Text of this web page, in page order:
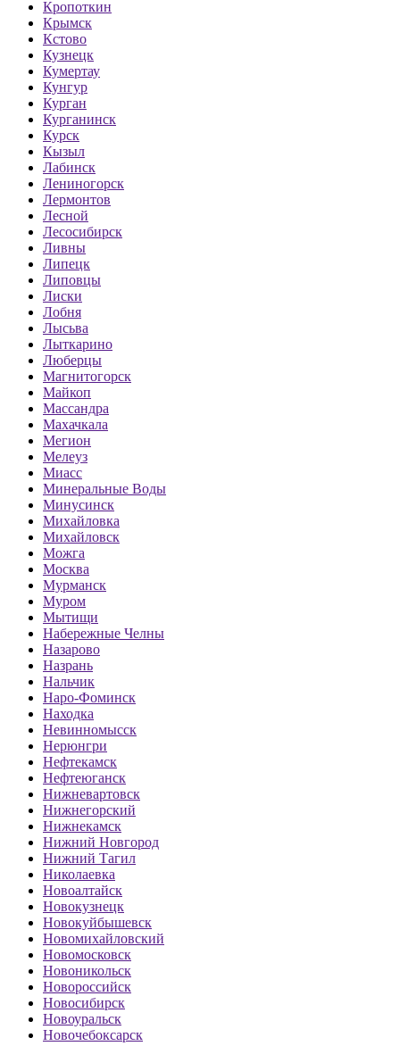
Кропоткин
Крымск
Кстово
Кузнецк
Кумертау
Кунгур
Курган
Курганинск
Курск
Кызыл
Лабинск
Лениногорск
Лермонтов
Лесной
Лесосибирск
Ливны
Липецк
Липовцы
Лиски
Лобня
Лысьва
Лыткарино
Люберцы
Магнитогорск
Майкоп
Массандра
Махачкала
Мегион
Мелеуз
Миасс
Минеральные Воды
Минусинск
Михайловка
Михайловск
Можга
Москва
Мурманск
Муром
Мытищи
Набережные Челны
Назарово
Назрань
Нальчик
Наро-Фоминск
Находка
Невинномысск
Нерюнгри
Нефтекамск
Нефтеюганск
Нижневартовск
Нижнегорский
Нижнекамск
Нижний Новгород
Нижний Тагил
Николаевка
Новоалтайск
Новокузнецк
Новокуйбышевск
Новомихайловский
Новомосковск
Новоникольск
Новороссийск
Новосибирск
Новоуральск
Новочебоксарск